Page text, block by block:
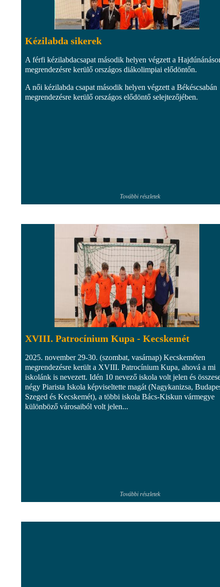
Kézilabda sikerek
A férfi kézilabdacsapat második helyen végzett a
megrendezésre kerülő országos diákolimpiai elődöntőn.
A női kézilabda csapat második helyen végzett a Békéscsabán
megrendezésre kerülő országos elődöntő selejtezőjében.
További részletek
XVIII. Patrocínium Kupa - Kecskemét
2025. november 29-30. (szombat, vasárnap) Kecskeméten
megrendezésre került a XVIII. Patrocínium Kupa, ahová a mi
iskolánk is nevezett. Idén 10 nevező iskola volt jelen és
négy Piarista Iskola képviseltette magát (Nagykanizsa,
Szeged és Kecskemét), a többi iskola Bács-Kiskun vármegye
különböző városaiból volt jelen...
További részletek